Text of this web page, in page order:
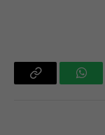
واتساب Copy